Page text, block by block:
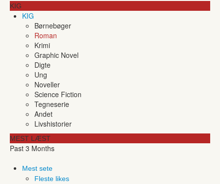
KIG
KIG
Børnebøger
Roman
Krimi
Graphic Novel
Digte
Ung
Noveller
Science Fiction
Tegneserie
Andet
Livshistorier
MEST LÆST
Past 3 Months
Mest sete
Fleste likes